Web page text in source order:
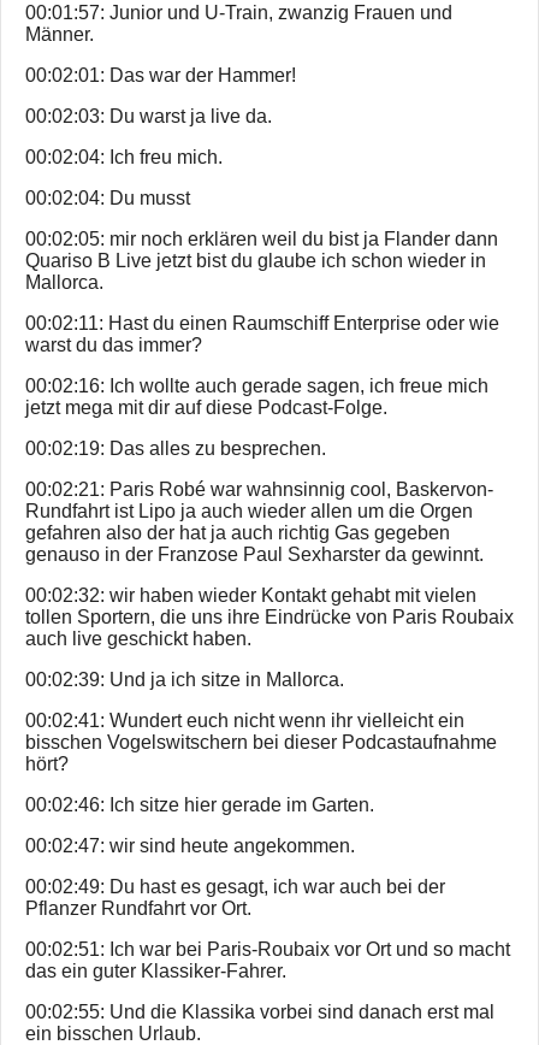
00:01:57: Junior und U-Train, zwanzig Frauen und
Männer.
00:02:01: Das war der Hammer!
00:02:03: Du warst ja live da.
00:02:04: Ich freu mich.
00:02:04: Du musst
00:02:05: mir noch erklären weil du bist ja Flander dann
Quariso B Live jetzt bist du glaube ich schon wieder in
Mallorca.
00:02:11: Hast du einen Raumschiff Enterprise oder wie
warst du das immer?
00:02:16: Ich wollte auch gerade sagen, ich freue mich
jetzt mega mit dir auf diese Podcast-Folge.
00:02:19: Das alles zu besprechen.
00:02:21: Paris Robé war wahnsinnig cool, Baskervon-
Rundfahrt ist Lipo ja auch wieder allen um die Orgen
gefahren also der hat ja auch richtig Gas gegeben
genauso in der Franzose Paul Sexharster da gewinnt.
00:02:32: wir haben wieder Kontakt gehabt mit vielen
tollen Sportern, die uns ihre Eindrücke von Paris Roubaix
auch live geschickt haben.
00:02:39: Und ja ich sitze in Mallorca.
00:02:41: Wundert euch nicht wenn ihr vielleicht ein
bisschen Vogelswitschern bei dieser Podcastaufnahme
hört?
00:02:46: Ich sitze hier gerade im Garten.
00:02:47: wir sind heute angekommen.
00:02:49: Du hast es gesagt, ich war auch bei der
Pflanzer Rundfahrt vor Ort.
00:02:51: Ich war bei Paris-Roubaix vor Ort und so macht
das ein guter Klassiker-Fahrer.
00:02:55: Und die Klassika vorbei sind danach erst mal
ein bisschen Urlaub.